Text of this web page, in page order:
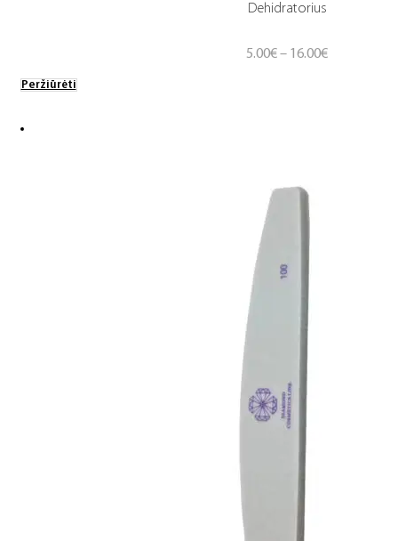
Dehidratorius
5.00€ – 16.00€Price
Peržiūrėti